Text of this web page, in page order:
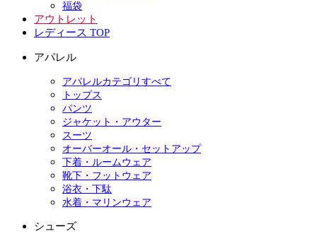
福袋
アウトレット
レディース TOP
アパレル
アパレルカテゴリすべて
トップス
パンツ
ジャケット・アウター
スーツ
オーバーオール・セットアップ
下着・ルームウェア
靴下・フットウェア
浴衣・下駄
水着・マリンウェア
シューズ